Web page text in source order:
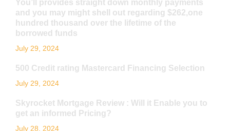
You’ll provides straight down monthly payments
and you may might shell out regarding $262,one
hundred thousand over the lifetime of the
borrowed funds
July 29, 2024
500 Credit rating Mastercard Financing Selection
July 29, 2024
Skyrocket Mortgage Review : Will it Enable you to
get an informed Pricing?
July 28, 2024